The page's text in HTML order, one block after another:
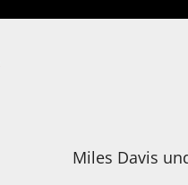
Miles Davis